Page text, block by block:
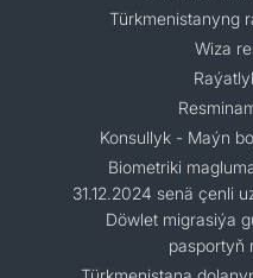
Türkmenistanyng
Wiza
Konsullyk - Maýn
Biometriki
31.12.2024 senä çenli
Döwlet migrasiýa
pasportyň